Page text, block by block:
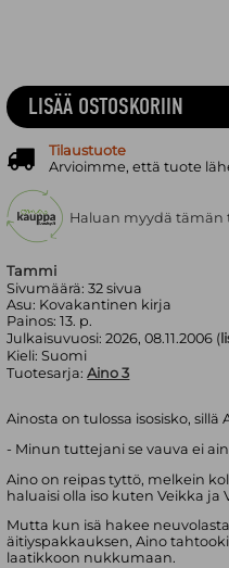
Tammi
Sivumäärä:32 sivua
Asu: Kovakantinen kirja
Painos:13. p.
Julkaisuvuosi:2026, 08.11.2006 (
Kieli:Suomi
Tuotesarja: Aino 3
Ainosta on tulossa isosisko,
- Minun tuttejani se vauva ei
Aino on reipas tyttö, melkein
haluaisi olla iso kuten Veikka ja
Mutta kun isä hakee
äitiyspakkauksen, Aino
laatikkoon nukkumaan.
LISÄÄ OSTOSKORIIN
Tilaustuote
Arvioimme, että tuote
Haluan myydä tämän